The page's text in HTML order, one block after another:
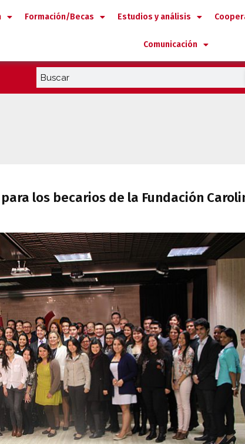
Formación/Becas Estudios y análisis
Comunicación
los becarios de la Fundación